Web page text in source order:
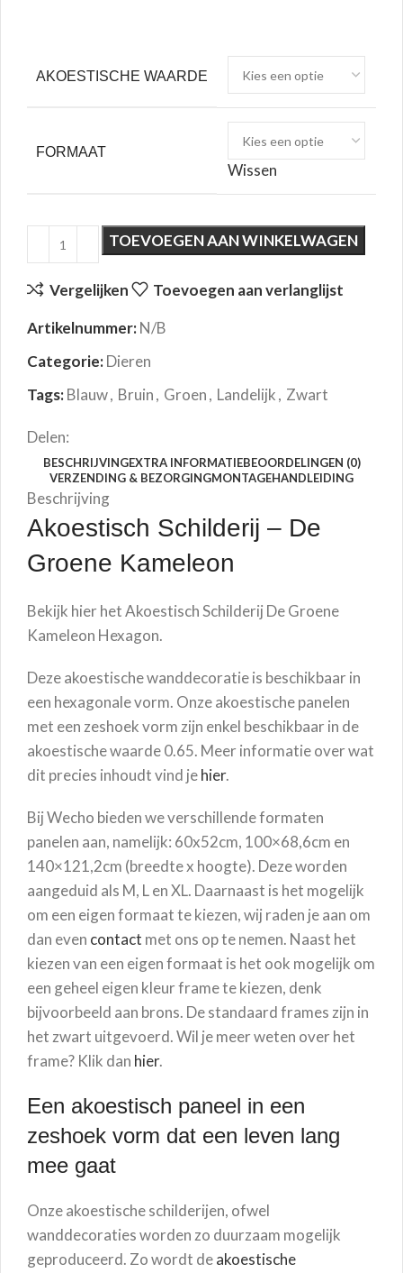
AKOESTISCHE WAARDE
FORMAAT
Wissen
TOEVOEGEN AAN WINKELWAGEN
Vergelijken Toevoegen aan verlanglijst
Artikelnummer:N/B
Categorie:Dieren
Tags:Blauw, Bruin, Groen, Landelijk, Zwart
Delen:
BESCHRIJVINGEXTRA INFORMATIEBEOORDELINGEN (0)
VERZENDING & BEZORGINGMONTAGEHANDLEIDING
Beschrijving
Akoestisch Schilderij – De
Groene Kameleon
Bekijk hier het Akoestisch Schilderij De Groene
Kameleon Hexagon.
Deze akoestische wanddecoratie is beschikbaar in
een hexagonale vorm. Onze akoestische panelen
met een zeshoek vorm zijn enkel beschikbaar in de
akoestische waarde 0.65. Meer informatie over wat
dit precies inhoudt vind jehier.
Bij Wecho bieden we verschillende formaten
panelen aan, namelijk: 60x52cm, 100×68,6cm en
140×121,2cm (breedte x hoogte). Deze worden
aangeduid als M, L en XL. Daarnaast is het mogelijk
om een eigen formaat te kiezen, wij raden je aan om
dan even contact met ons op te nemen. Naast het
kiezen van een eigen formaat is het ook mogelijk om
een geheel eigen kleur frame te kiezen, denk
bijvoorbeeld aan brons. De standaard frames zijn in
het zwart uitgevoerd. Wil je meer weten over het
frame? Klik dan hier.
Een akoestisch paneel in een
zeshoek vorm dat een leven lang
mee gaat
Onze akoestische schilderijen, ofwel
wanddecoraties worden zo duurzaam mogelijk
geproduceerd. Zo wordt deakoestische